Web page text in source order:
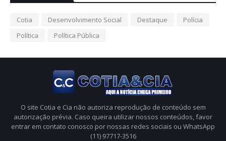
Cotia Desenvolvimento Social Destaque
Polícia
Política
Política Pública
O site Cotia e Cia não autoriza reprodução de conteúdo sem
autorização prévia. Caso queira utilizar nossos conteúdos, favor
entrar em contato conosco por nossas redes sociais ou WhatsApp
(11) 97717-3516